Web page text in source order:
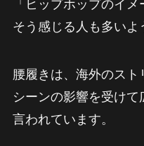
「ヒップホップのイメ
そう感じる人も多いよ
腰履きは、海外のス
シーンの影響を受けて
言われています。